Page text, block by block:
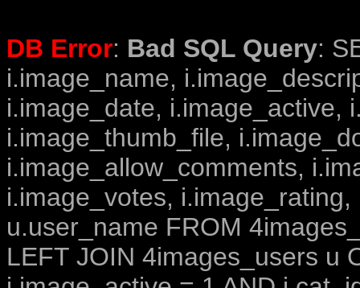
DB Error: Bad SQL Query:
i.image_name,
i.image_date, i.image_active,
i.image_thumb_file,
i.image_allow_comments,
i.image_votes,
u.user_name FROM
LEFT JOIN 4images_users u